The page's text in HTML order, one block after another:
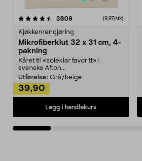
3809anmeldelser(9,97/stk)
Kjøkkenrengjøring
Mikrofiberklut 32 x 31 cm, 4-
pakning
Kåret til «soleklar favoritt» i
svenske Afton...
Utførelse: Grå/beige
39,90
Legg i handlekurv
4.5av 5 stjerner